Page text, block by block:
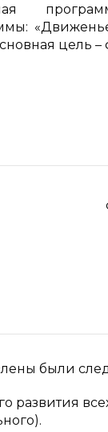
цель –
были